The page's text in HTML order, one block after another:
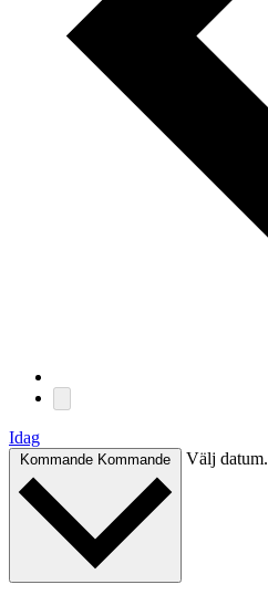
Idag
Kommande Kommande Välj datum.